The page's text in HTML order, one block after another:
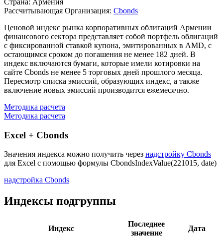
Страна: Армения
Рассчитывающая Организация: Cbonds
Ценовой индекс рынка корпоративных облигаций Армении
финансового сектора представляет собой портфель облигаций
с фиксированной ставкой купона, эмитированных в AMD, с
остающимся сроком до погашения не менее 182 дней. В
индекс включаются бумаги, которые имели котировки на
сайте Cbonds не менее 5 торговых дней прошлого месяца.
Пересмотр списка эмиссий, образующих индекс, а также
включение новых эмиссий производится ежемесячно.
Методика расчета
Методика расчета
Excel + Cbonds
Значения индекса можно получить через надстройку Cbonds
для Excel с помощью формулы CbondsIndexValue(221015, date)
надстройка Cbonds
Индексы подгруппы
Индекс
Последнее
значение
Дата